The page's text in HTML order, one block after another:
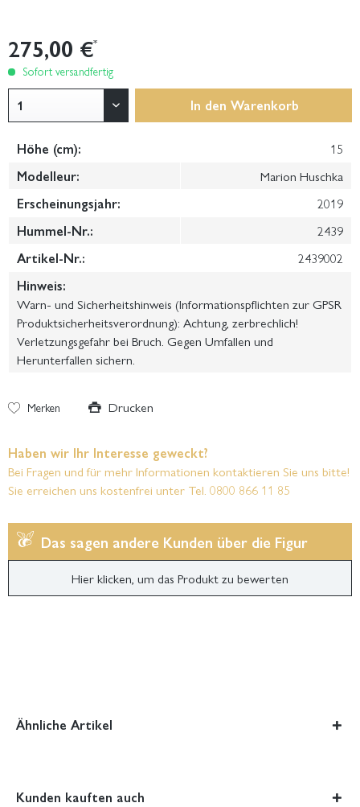
275,00 €*
Sofort versandfertig
In den Warenkorb
Höhe (cm):
15
Modelleur:
Marion Huschka
Erscheinungsjahr:
2019
Hummel-Nr.:
2439
Artikel-Nr.:
2439002
Hinweis:
Warn- und Sicherheitshinweis (Informationspflichten zur GPSR
Produktsicherheitsverordnung): Achtung, zerbrechlich!
Verletzungsgefahr bei Bruch. Gegen Umfallen und
Herunterfallen sichern.
Merken Drucken
Haben wir Ihr Interesse geweckt?
Bei Fragen und für mehr Informationen kontaktieren Sie uns bitte!
Sie erreichen uns kostenfrei unter Tel. 0800 866 11 85
Das sagen andere Kunden über die Figur
Hier klicken, um das Produkt zu bewerten
Ähnliche Artikel
Kunden kauften auch